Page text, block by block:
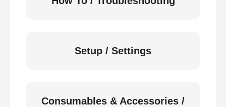
Setup / Settings
Consumables & Accessories /